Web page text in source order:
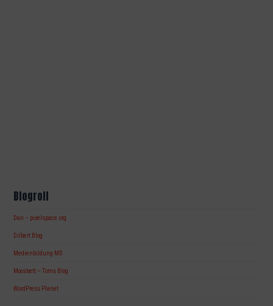
Blogroll
Dan – pixelspace.org
Dilbert Blog
Medienbildung MD
Moosbett – Toms Blog
WordPress Planet